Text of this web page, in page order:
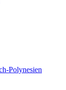
Polynesien